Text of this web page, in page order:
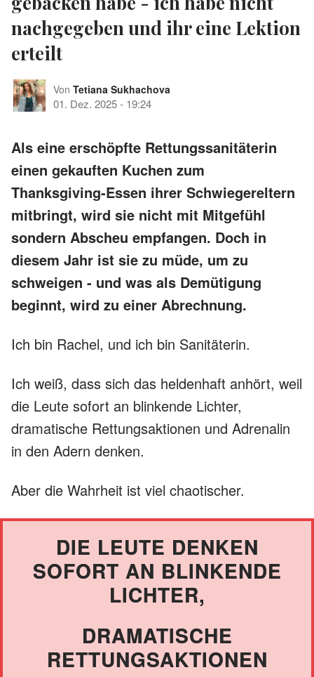
nachgegeben und ihr eine Lektion
erteilt
Von Tetiana Sukhachova
01. Dez. 2025- 19:24
Als eine erschöpfte Rettungssanitäterin
einen gekauften Kuchen zum
Thanksgiving-Essen ihrer Schwiegereltern
mitbringt, wird sie nicht mit Mitgefühl
sondern Abscheu empfangen. Doch in
diesem Jahr ist sie zu müde, um zu
schweigen - und was als Demütigung
beginnt, wird zu einer Abrechnung.
Ich bin Rachel, und ich bin Sanitäterin.
Ich weiß, dass sich das heldenhaft anhört, weil
die Leute sofort an blinkende Lichter,
dramatische Rettungsaktionen und Adrenalin
in den Adern denken.
Aber die Wahrheit ist viel chaotischer.
DIE LEUTE DENKEN
SOFORT AN BLINKENDE
LICHTER,
DRAMATISCHE
RETTUNGSAKTIONEN